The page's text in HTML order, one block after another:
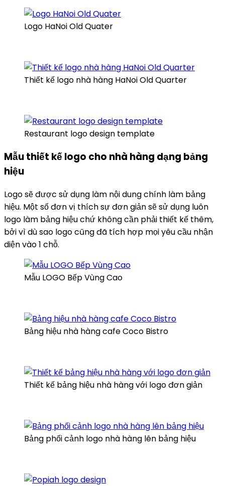
Logo HaNoi Old Quater
Thiết kế logo nhà hàng HaNoi Old Quarter
Restaurant logo design template
Mẫu thiết kế logo cho nhà hàng dạng bảng
hiệu
Logo sẽ được sử dụng làm nội dung chính làm bảng
hiệu. Một số đơn vị thích sự đơn giản sẽ sử dụng luôn
logo làm bảng hiệu chứ không cần phải thiết kế thêm,
bởi vì dù sao logo cũng đã tích hợp mọi yêu cầu nhận
diện vào 1 chỗ.
Mẫu LOGO Bếp Vùng Cao
Bảng hiệu nhà hàng cafe Coco Bistro
Thiết kế bảng hiệu nhà hàng với logo đơn giản
Bảng phối cảnh logo nhà hàng lên bảng hiệu